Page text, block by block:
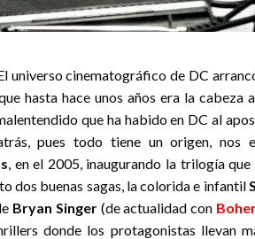
universo cinematográfico de DC
hasta hace unos años era la cabeza
que ha habido en DC al
pues todo tiene un origen, nos
, en el 2005, inaugurando la trilogía
dos buenas sagas, la colorida e infantil
Bryan Singer (de actualidad con
donde los protagonistas llevan